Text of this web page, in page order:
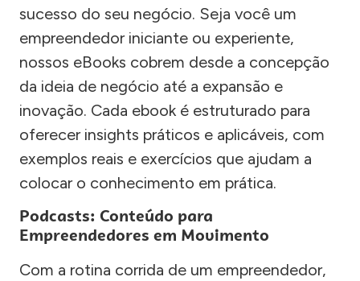
sucesso do seu negócio. Seja você um
empreendedor iniciante ou experiente,
nossos eBooks cobrem desde a concepção
da ideia de negócio até a expansão e
inovação. Cada ebook é estruturado para
oferecer insights práticos e aplicáveis, com
exemplos reais e exercícios que ajudam a
colocar o conhecimento em prática.
Podcasts: Conteúdo para
Empreendedores em Movimento
Com a rotina corrida de um empreendedor,